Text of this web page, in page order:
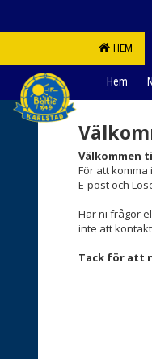
HEM
Hem
Välkommen
För att
E-post och
Har ni frågor
inte att
Tack för att